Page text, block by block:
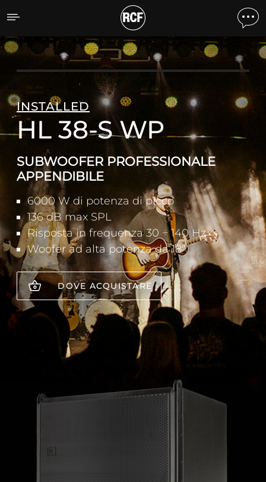
HL 38-S WP
INSTALLED
HL 38-S WP
SUBWOOFER PROFESSIONALE
APPENDIBILE
6000 W di potenza di picco
136 dB max SPL
Risposta in frequenza 30 ÷ 140 Hz
Woofer ad alta potenza da 18"
DOVE ACQUISTARE